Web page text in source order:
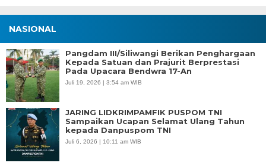
NASIONAL
Pangdam III/Siliwangi Berikan Penghargaan
Kepada Satuan dan Prajurit Berprestasi
Pada Upacara Bendwra 17-An
Juli 19, 2026 | 3:54 am WIB
JARING LIDKRIMPAMFIK PUSPOM TNI
Sampaikan Ucapan Selamat Ulang Tahun
kepada Danpuspom TNI
Juli 6, 2026 | 10:11 am WIB